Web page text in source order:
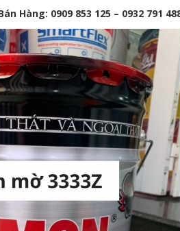
Hàng: 0909 853 125 – 0932 791